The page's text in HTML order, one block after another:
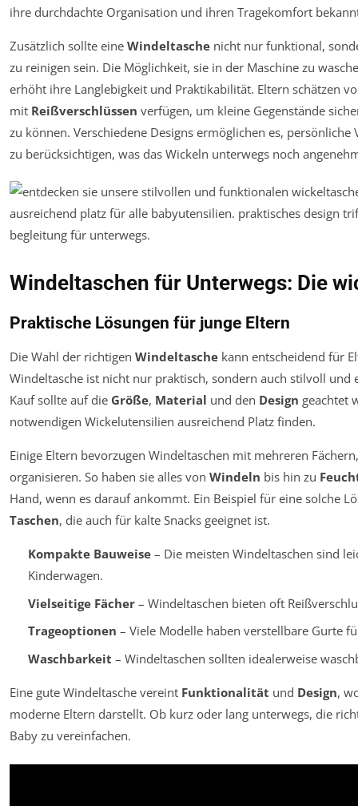
ihre durchdachte Organisation und ihren Tragekomfort
Zusätzlich sollte eine Windeltasche nicht nur funktional,
zu reinigen sein. Die Möglichkeit, sie in der Maschine zu
erhöht ihre Langlebigkeit und Praktikabilität. Eltern schätzen
mit Reißverschlüssen verfügen, um kleine Gegenstände
zu können. Verschiedene Designs ermöglichen es,
zu berücksichtigen, was das Wickeln unterwegs noch
Windeltaschen für Unterwegs: Die
Praktische Lösungen für junge Eltern
Die Wahl der richtigen Windeltasche kann entscheidend für
Windeltasche ist nicht nur praktisch, sondern auch stilvoll
Kauf sollte auf die Größe, Material und den Design geachtet
notwendigen Wickelutensilien ausreichend Platz finden.
Einige Eltern bevorzugen Windeltaschen mit mehreren
organisieren. So haben sie alles von Windeln bis hin zu
Hand, wenn es darauf ankommt. Ein Beispiel für eine solche
Taschen, die auch für kalte Snacks geeignet ist.
Kompakte Bauweise– Die meisten Windeltaschen sind
Kinderwagen.
Vielseitige Fächer– Windeltaschen bieten oft
Trageoptionen – Viele Modelle haben verstellbare Gurte
Waschbarkeit – Windeltaschen sollten idealerweise
Eine gute Windeltasche vereint Funktionalität und Design,
moderne Eltern darstellt. Ob kurz oder lang unterwegs, die
Baby zu vereinfachen.